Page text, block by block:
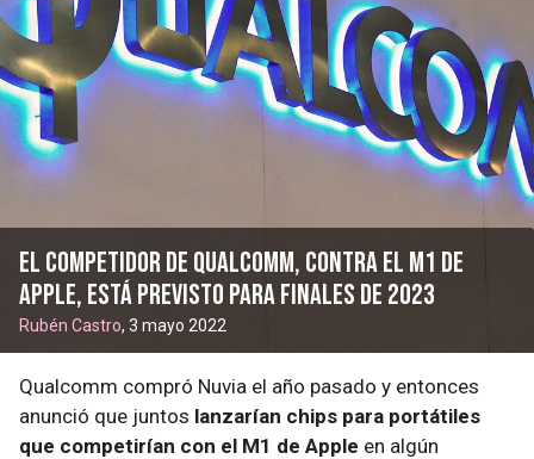
El competidor de Qualcomm, contra el M1 de
Apple, está previsto para finales de 2023
Rubén Castro, 3 mayo 2022
Qualcomm compró Nuvia el año pasado y entonces
anunció que juntos lanzarían chips para portátiles
que competirían con el M1 de Apple en algún